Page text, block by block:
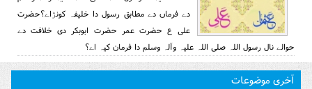
دے فرماں دے مطابق رسول دا خلیفہ کونڑاے؟حضرت
علی ع حضرت عمر حضرت ابوبکر دی خلافت دے
حوالے نال رسول اللہ صلی اللہ علیہ وآلہ وسلم دا فرمان کیہ اے؟
آخری موضوعات